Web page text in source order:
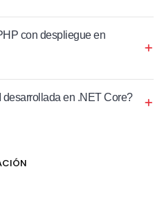
con despliegue en
en .NET Core?